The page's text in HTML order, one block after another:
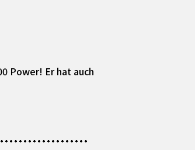
Power! Er hat auch